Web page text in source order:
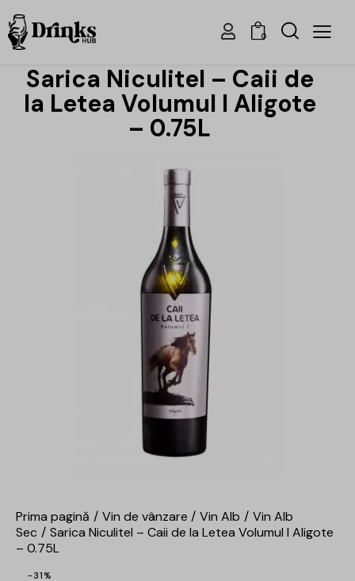
0
Sarica Niculitel – Caii de
la Letea Volumul I Aligote
– 0.75L
Prima pagină Vin de vânzare Vin Alb
Vin Alb
Sec
Sarica Niculitel – Caii de la Letea Volumul I Aligote
– 0.75L
-31%